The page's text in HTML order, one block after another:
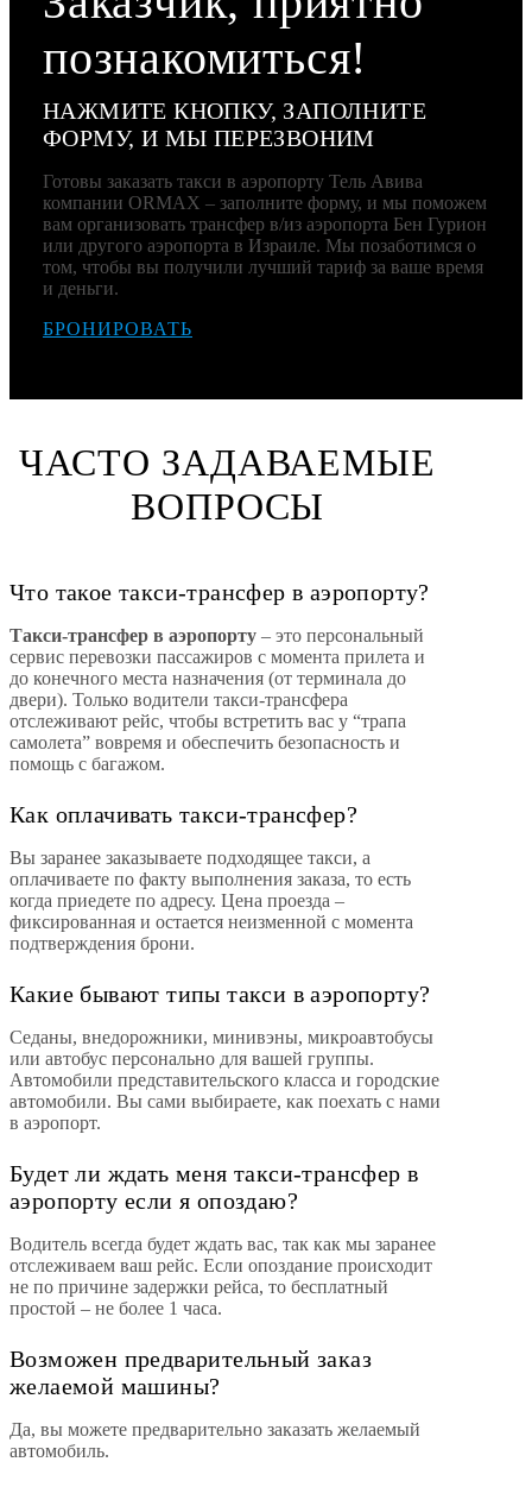
познакомиться!
НАЖМИТЕ КНОПКУ, ЗАПОЛНИТЕ
ФОРМУ, И МЫ ПЕРЕЗВОНИМ
Готовы заказать такси в аэропорту Тель Авива
компании ORMAX – заполните форму, и мы поможем
вам организовать трансфер в/из аэропорта Бен Гурион
или другого аэропорта в Израиле. Мы позаботимся о
том, чтобы вы получили лучший тариф за ваше время
и деньги.
БРОНИРОВАТЬ
ЧАСТО ЗАДАВАЕМЫЕ
ВОПРОСЫ
Что такое такси-трансфер в аэропорту?
Такси-трансфер в аэропорту – это персональный
сервис перевозки пассажиров с момента прилета и
до конечного места назначения (от терминала до
двери). Только водители такси-трансфера
отслеживают рейс, чтобы встретить вас у “трапа
самолета” вовремя и обеспечить безопасность и
помощь с багажом.
Как оплачивать такси-трансфер?
Вы заранее заказываете подходящее такси, а
оплачиваете по факту выполнения заказа, то есть
когда приедете по адресу. Цена проезда –
фиксированная и остается неизменной с момента
подтверждения брони.
Какие бывают типы такси в аэропорту?
Седаны, внедорожники, минивэны, микроавтобусы
или автобус персонально для вашей группы.
Автомобили представительского класса и городские
автомобили. Вы сами выбираете, как поехать с нами
в аэропорт.
Будет ли ждать меня такси-трансфер в
аэропорту если я опоздаю?
Водитель всегда будет ждать вас, так как мы заранее
отслеживаем ваш рейс. Если опоздание происходит
не по причине задержки рейса, то бесплатный
простой – не более 1 часа.
Возможен предварительный заказ
желаемой машины?
Да, вы можете предварительно заказать желаемый
автомобиль.